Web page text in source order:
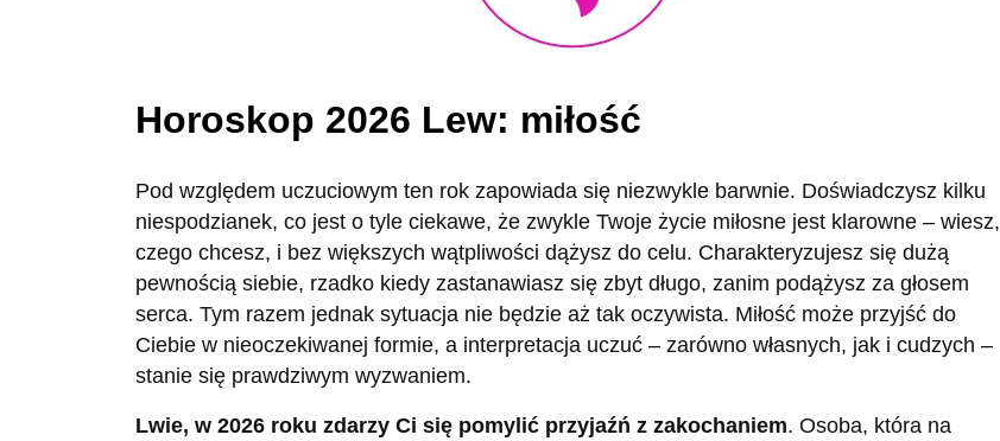
Horoskop 2026 Lew: miłość
Pod względem uczuciowym ten rok zapowiada się niezwykle barwnie. Doświadczysz kilku
niespodzianek, co jest o tyle ciekawe, że zwykle Twoje życie miłosne jest klarowne – wiesz,
czego chcesz, i bez większych wątpliwości dążysz do celu. Charakteryzujesz się dużą
pewnością siebie, rzadko kiedy zastanawiasz się zbyt długo, zanim podążysz za głosem
serca. Tym razem jednak sytuacja nie będzie aż tak oczywista. Miłość może przyjść do
Ciebie w nieoczekiwanej formie, a interpretacja uczuć – zarówno własnych, jak i cudzych –
stanie się prawdziwym wyzwaniem.
Lwie, w 2026 roku zdarzy Ci się pomylić przyjaźń z zakochaniem. Osoba, która na